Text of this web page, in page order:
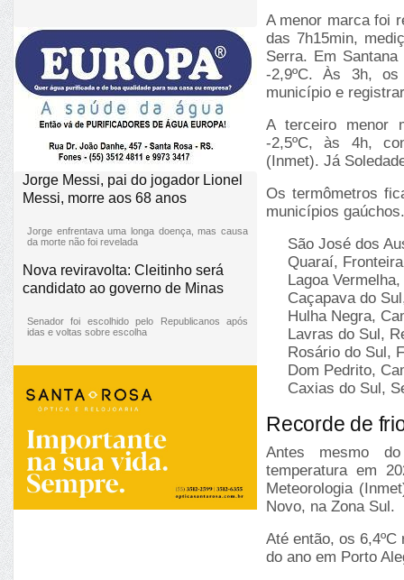
Jorge Messi, pai do jogador Lionel
Messi, morre aos 68 anos
Jorge enfrentava uma longa doença, mas causa
da morte não foi revelada
Nova reviravolta: Cleitinho será
candidato ao governo de Minas
Senador foi escolhido pelo Republicanos após
idas e voltas sobre escolha
A menor marca foi
das 7h15min,
Serra. Em
-2,9ºC. Às 3h,
município e
A terceiro menor
-2,5ºC, às 4h,
(Inmet). Já
Os termômetros
municípios
São José dos
Quaraí,
Lagoa Vermelha,
Caçapava do Sul
Hulha Negra,
Lavras do Sul ,
Rosário do Sul ,
Dom Pedrito,
Caxias do Sul ,
Recorde de
Antes mesmo
temperatura em
Meteorologia
Novo, na Zona Sul.
Até então, os
do ano em Porto